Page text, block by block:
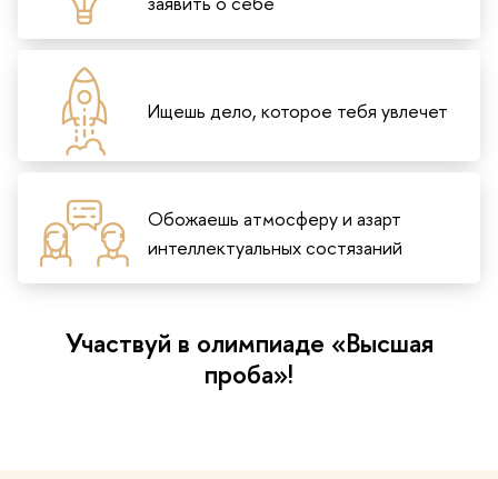
Ищешь дело, которое тебя увлечет
Обожаешь атмосферу и азарт
интеллектуальных состязаний
Участвуй в олимпиаде «Высшая
проба»!